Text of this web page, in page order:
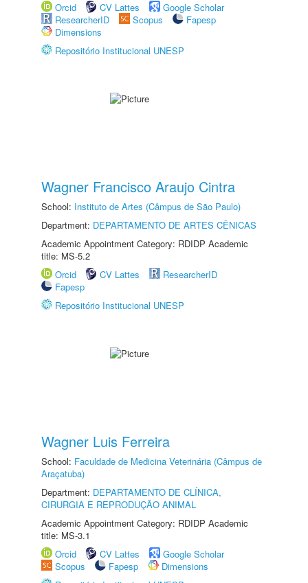
Orcid
CV Lattes
Google Scholar
ResearcherID
Scopus
Fapesp
Dimensions
Repositório Institucional UNESP
Wagner Francisco Araujo Cintra
School: Instituto de Artes (Câmpus de São Paulo)
Department: DEPARTAMENTO DE ARTES CÊNICAS
Academic Appointment Category: RDIDP Academic
title: MS-5.2
Orcid
CV Lattes
ResearcherID
Fapesp
Repositório Institucional UNESP
Wagner Luis Ferreira
School: Faculdade de Medicina Veterinária (Câmpus de
Araçatuba)
Department: DEPARTAMENTO DE CLÍNICA,
CIRURGIA E REPRODUÇÃO ANIMAL
Academic Appointment Category: RDIDP Academic
title: MS-3.1
Orcid
CV Lattes
Google Scholar
Scopus
Fapesp
Dimensions